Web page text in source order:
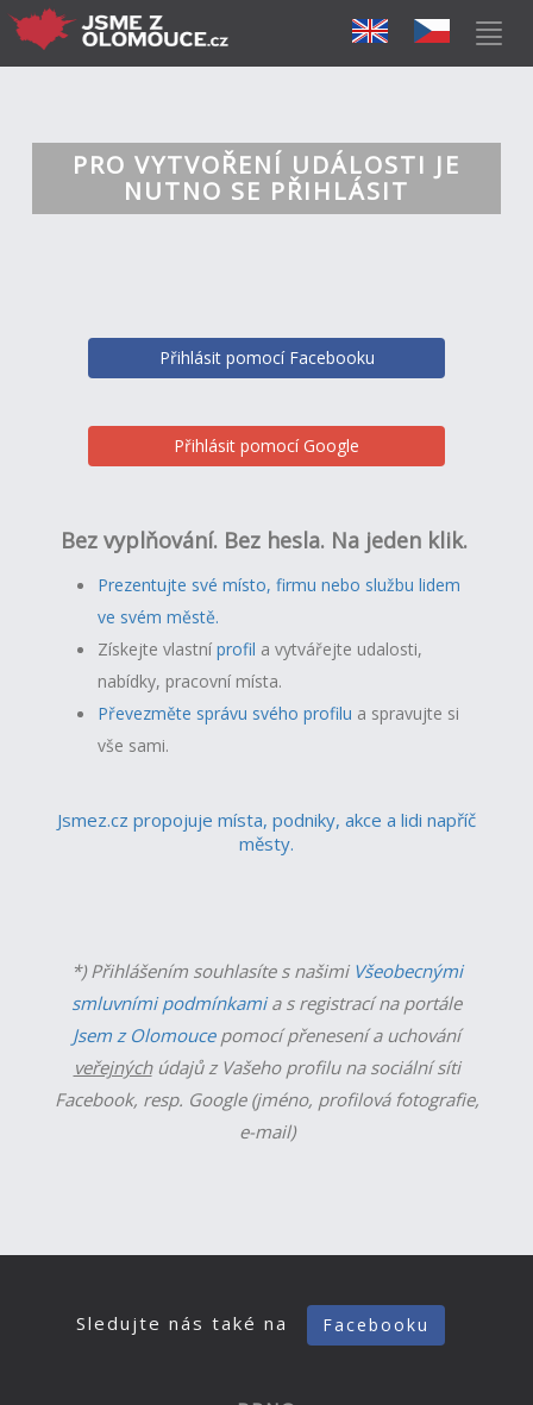
PRO VYTVOŘENÍ UDÁLOSTI JE
NUTNO SE PŘIHLÁSIT
Přihlásit pomocí Facebooku
Přihlásit pomocí Google
Bez vyplňování. Bez hesla. Na jeden klik.
Prezentujte své místo, firmu nebo službu lidem
ve svém městě.
Získejte vlastníprofil a vytvářejte udalosti,
nabídky, pracovní místa.
Převezměte správu svého profilu a spravujte si
vše sami.
Jsmez.cz propojuje místa, podniky, akce a lidi napříč
městy.
*) Přihlášením souhlasíte s našimi Všeobecnými
smluvními podmínkamia s registrací na portále
Jsem z Olomoucepomocí přenesení a uchování
veřejnýchúdajů z Vašeho profilu na sociální síti
Facebook, resp. Google (jméno, profilová fotografie,
e-mail)
Sledujte nás také na Facebooku